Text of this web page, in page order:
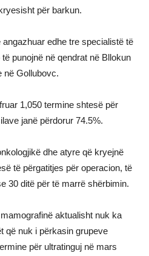
për barkun.
edhe tre specialistë të
punojnë në qendrat në Bllokun
në Gollubovc.
1,050 termine shtesë për
janë përdorur 74.5%.
dhe atyre që kryejnë
të përgatitjes për operacion, të
30 ditë për të marrë shërbimin.
aktualisht nuk ka
që nuk i përkasin grupeve
për ultratinguj në mars